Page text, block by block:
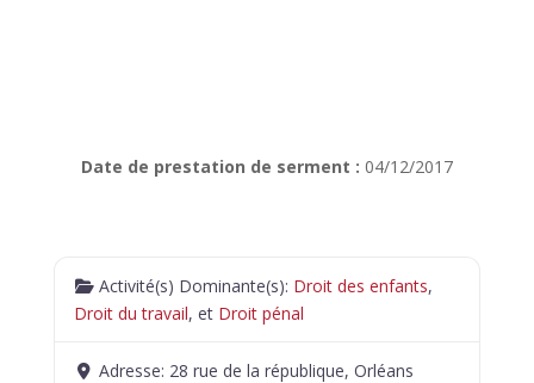
Date de prestation de serment : 04/12/2017
Activité(s) Dominante(s): Droit des enfants,
Droit du travail, et Droit pénal
Adresse: 28 rue de la république, Orléans